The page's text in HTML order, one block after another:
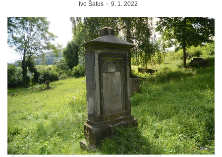
Ivo Šafus 9. 1. 2022